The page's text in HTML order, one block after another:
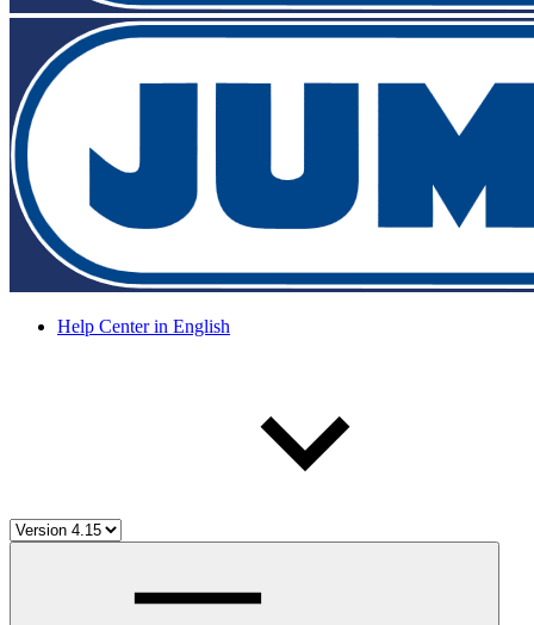
Help Center in English